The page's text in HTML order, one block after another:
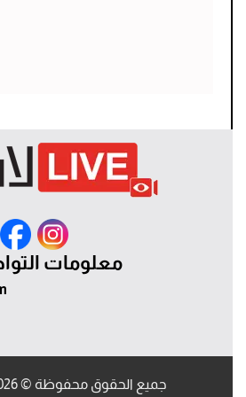
معلومات
جميع الحقوق محفوظة © 2026 مجلة لايڤ